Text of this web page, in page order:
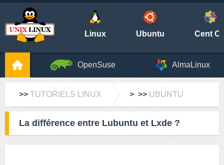
Linux Ubuntu Cent
OpenSuse AlmaLinux
>> TUTORIELS LINUX > >> UBUNTU
La différence entre Lubuntu et Lxde ?